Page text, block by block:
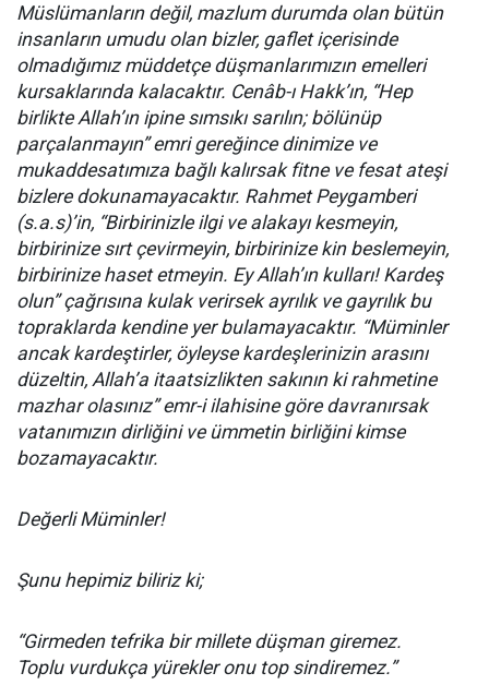
Müslümanların değil, mazlum durumda olan bütün
insanların umudu olan bizler, gaflet içerisinde
olmadığımız müddetçe düşmanlarımızın emelleri
kursaklarında kalacaktır. Cenâb-ı Hakk’ın, “Hep
birlikte Allah’ın ipine sımsıkı sarılın; bölünüp
parçalanmayın” emri gereğince dinimize ve
mukaddesatımıza bağlı kalırsak fitne ve fesat ateşi
bizlere dokunamayacaktır. Rahmet Peygamberi
(s.a.s)’in, “Birbirinizle ilgi ve alakayı kesmeyin,
birbirinize sırt çevirmeyin, birbirinize kin beslemeyin,
birbirinize haset etmeyin. Ey Allah’ın kulları! Kardeş
olun” çağrısına kulak verirsek ayrılık ve gayrılık bu
topraklarda kendine yer bulamayacaktır. “Müminler
ancak kardeştirler, öyleyse kardeşlerinizin arasını
düzeltin, Allah’a itaatsizlikten sakının ki rahmetine
mazhar olasınız” emr-i ilahisine göre davranırsak
vatanımızın dirliğini ve ümmetin birliğini kimse
bozamayacaktır.
Değerli Müminler!
Şunu hepimiz biliriz ki;
“Girmeden tefrika bir millete düşman giremez.
Toplu vurdukça yürekler onu top sindiremez.”